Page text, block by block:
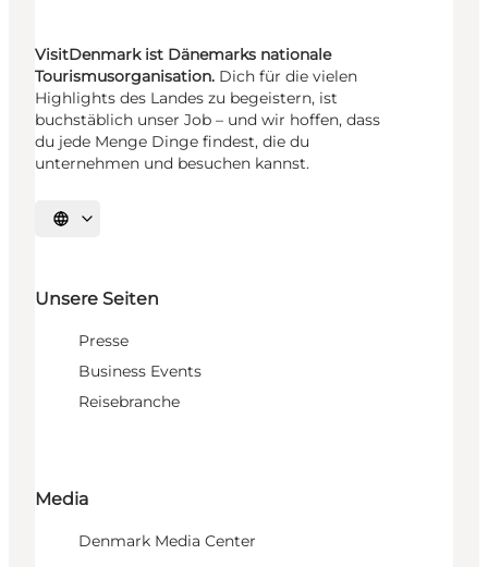
VisitDenmark ist Dänemarks nationale
Tourismusorganisation. Dich für die vielen
Highlights des Landes zu begeistern, ist
buchstäblich unser Job – und wir hoffen, dass
du jede Menge Dinge findest, die du
unternehmen und besuchen kannst.
Sprache auswählen
Unsere Seiten
Presse
Business Events
Reisebranche
Media
Denmark Media Center